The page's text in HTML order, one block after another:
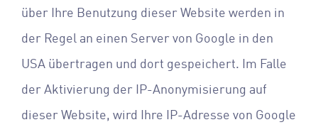
über Ihre Benutzung dieser Website werden in
der Regel an einen Server von Google in den
USA übertragen und dort gespeichert. Im Falle
der Aktivierung der IP-Anonymisierung auf
dieser Website, wird Ihre IP-Adresse von Google